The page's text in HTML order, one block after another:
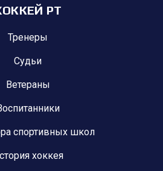
РТ
Тренеры
Судьи
Ветераны
спортивных школ
хоккея